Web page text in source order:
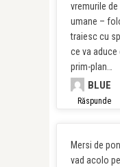
vremurile
umane –
traiesc cu
ce va aduce
prim-plan…
BLUE
Răspunde
Mersi de
vad acolo